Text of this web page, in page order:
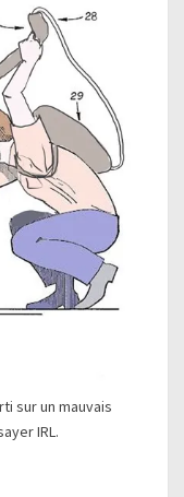
sur un mauvais
IRL.